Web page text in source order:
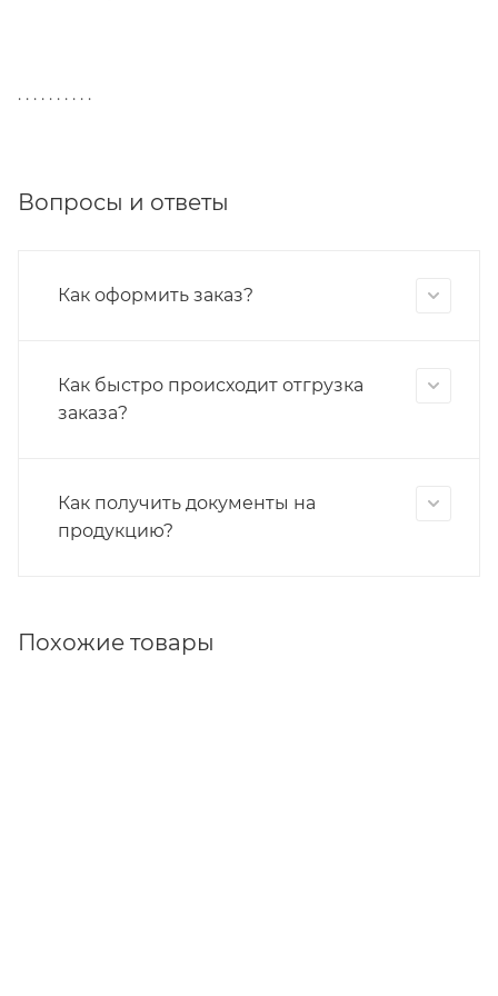
. . . . . . . . . .
Вопросы и ответы
Как оформить заказ?
Как быстро происходит отгрузка
заказа?
Как получить документы на
продукцию?
Похожие товары